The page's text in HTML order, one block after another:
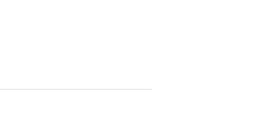
prezime